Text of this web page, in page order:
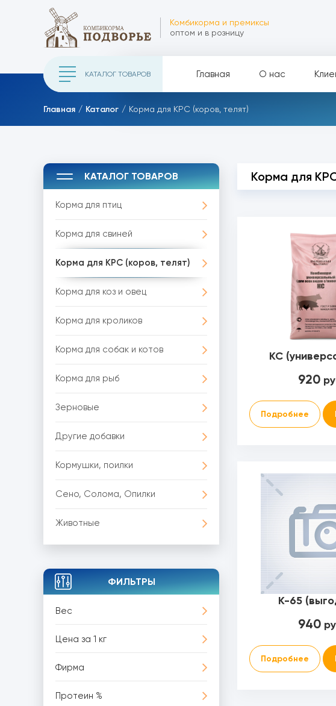
Комбикорма и премиксы
оптом и в розницу
КАТАЛОГ ТОВАРОВ Главная О нас
Главная Каталог Корма для КРС (коров, телят)
Корма для
КС
920
Подробнее
К-65
940
Подробнее
КАТАЛОГ ТОВАРОВ
Корма для птиц
Корма для свиней
Корма для КРС (коров, телят)
Корма для коз и овец
Корма для кроликов
Корма для собак и котов
Корма для рыб
Зерновые
Другие добавки
Кормушки, поилки
Сено, Солома, Опилки
Животные
ФИЛЬТРЫ
Вес
Цена за 1 кг
Фирма
Протеин %